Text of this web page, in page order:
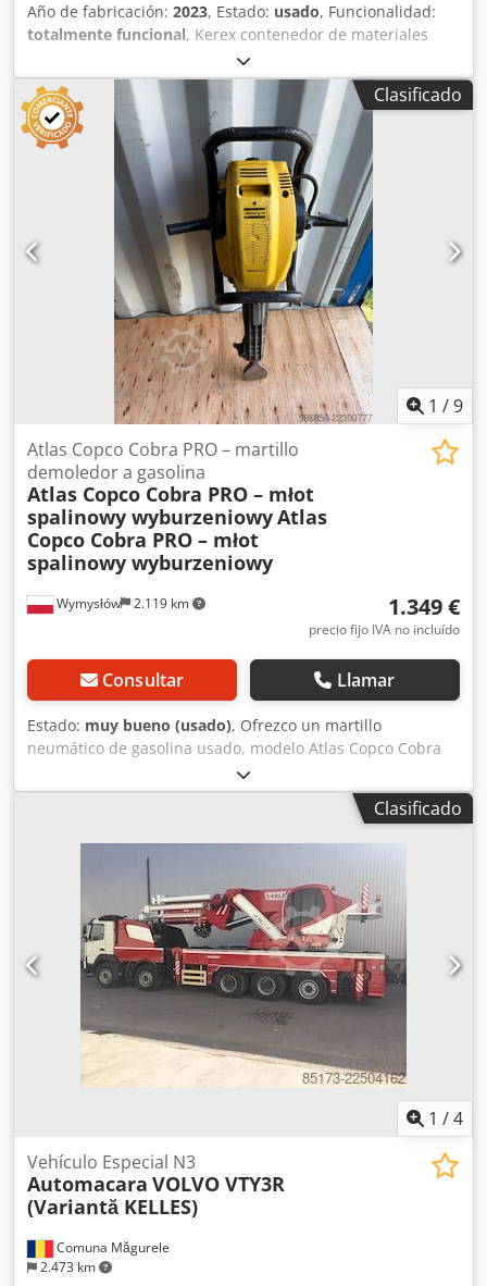
Año de fabricación: 2023, Estado: usado, Funcionalidad:
totalmente funcional, Kerex contenedor de materiales
KEREX S1 Contenedor de acero KEREX S1 — Año de
fabricación 2023 Usado de la flota profesional de alquiler
de Kurt König Baumaschinen GmbH, Einbeck. Estado y
observaciones: - Estado: Usado de alquiler, mantenido
regularmente - Funcionamiento: Totalmente operativo
Dsdjy A E H Iepfx Amlock - Imágenes del producto
próximamente — si está interesado, contáctenos para
fotos actualizadas - Inspección posible en 37574 Einbeck
previa cita Precio 4.950 EUR más IVA | EXW Einbeck |
Entrega bajo consulta
Clasificado
1 /9
Wymysłów 2.119 km
Atlas Copco Cobra PRO – martillo
demoledor a gasolina
Atlas Copco Cobra PRO – młot
spalinowy wyburzeniowyAtlas
Copco Cobra PRO – młot
spalinowy wyburzeniowy
1.349 €
precio fijo IVA no incluído
Consultar Llamar
Estado: muy bueno (usado), Ofrezco un martillo
neumático de gasolina usado, modelo Atlas Copco Cobra
PRO. El equipo es del año 2014 y fue fabricado en Suecia.
El modelo Cobra PRO es un martillo neumático profesional
diseñado para trabajos de construcción, carreteras y
demolición; no requiere alimentación eléctrica ni un
compresor, lo que lo hace ideal para trabajar en
exteriores. El estado visual es el que se muestra en las
fotos: presenta los signos normales de uso, con arañazos y
roces. Viene equipado con un cincel de trabajo. Datos:
Fabricante: Atlas Copco Modelo: Cobra PRO
Dcodpfxjzkwdls Amlok Año de fabricación: 2014 País de
fabricación: Suecia Motor: motor de gasolina de 2 tiempos
Aplicación: demolición de hormigón y asfalto, trabajos en
carreteras y excavaciones Diseño móvil: no requiere un
compresor ni alimentación de red.
Clasificado
1 /4
Comuna Măgurele
2.473 km
Vehículo Especial N3
Automacara VOLVO VTY3R
(Variantă KELLES)